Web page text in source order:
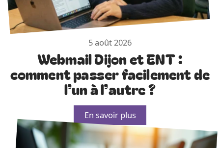
5 août 2026
Webmail Dijon et ENT :
comment passer facilement de
l’un à l’autre ?
En savoir plus